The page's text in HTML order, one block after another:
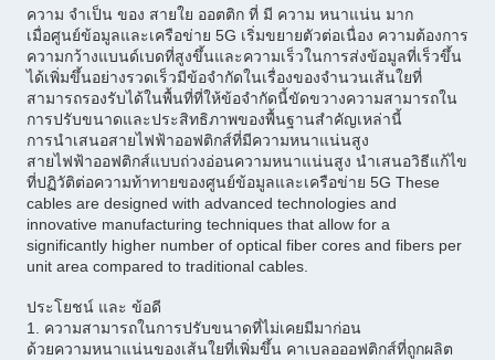
ความ จําเป็น ของ สายใย ออตติก ที่ มี ความ หนาแน่น มาก
เมื่อศูนย์ข้อมูลและเครือข่าย 5G เริ่มขยายตัวต่อเนื่อง ความต้องการ
ความกว้างแบนด์เบดที่สูงขึ้นและความเร็วในการส่งข้อมูลที่เร็วขึ้น
ได้เพิ่มขึ้นอย่างรวดเร็วมีข้อจํากัดในเรื่องของจํานวนเส้นใยที่
สามารถรองรับได้ในพื้นที่ที่ให้ข้อจํากัดนี้ขัดขวางความสามารถใน
การปรับขนาดและประสิทธิภาพของพื้นฐานสําคัญเหล่านี้
การนําเสนอสายไฟฟ้าออฟติกส์ที่มีความหนาแน่นสูง
สายไฟฟ้าออฟติกส์แบบถ่วงอ่อนความหนาแน่นสูง นําเสนอวิธีแก้ไข
ที่ปฏิวัติต่อความท้าทายของศูนย์ข้อมูลและเครือข่าย 5G These
cables are designed with advanced technologies and
innovative manufacturing techniques that allow for a
significantly higher number of optical fiber cores and fibers per
unit area compared to traditional cables.
ประโยชน์ และ ข้อดี
1. ความสามารถในการปรับขนาดที่ไม่เคยมีมาก่อน
ด้วยความหนาแน่นของเส้นใยที่เพิ่มขึ้น คาเบลอออฟติกส์ที่ถูกผลิต